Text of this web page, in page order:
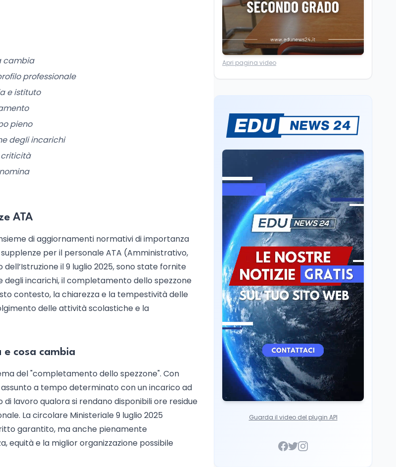
cambia
professionale
e istituto
pieno
degli incarichi
criticità
ATA
di aggiornamenti normativi di importanza
per il personale ATA (Amministrativo,
il 9 luglio 2025, sono state fornite
incarichi, il completamento dello spezzone
contesto, la chiarezza e la tempestività delle
delle attività scolastiche e la
cosa cambia
del "completamento dello spezzone". Con
a tempo determinato con un incarico ad
lavoro qualora si rendano disponibili ore residue
La circolare Ministeriale 9 luglio 2025
garantito, ma anche pienamente
equità e la miglior organizzazione possibile
Franca Ghitti a Santa
Giulia: il quarto capitolo
Scuola7 ago
“Noi siamo le Scuole”:
Sparatoria a Bangkok:
studente 14enne uccide
5 insegnanti e i nonni
Editoriali7 ago
Camere in ferie,
riapertura il 9
settembre tra legge
elettorale e Rai. La
premier Meloni attesa a
Bari il 4 settembre per
celebrare il governo più
longevo dell’Italia
repubblicana
Cultura7 ago
Ravenna, il settembre
dantesco nel 705°
anniversario della morte
del Sommo Poeta
Cultura 7 ago
Franca Ghitti a Santa
Giulia: il quarto capitolo
dei Palcoscenici
Apri pagina video
Guarda il video del plugin API